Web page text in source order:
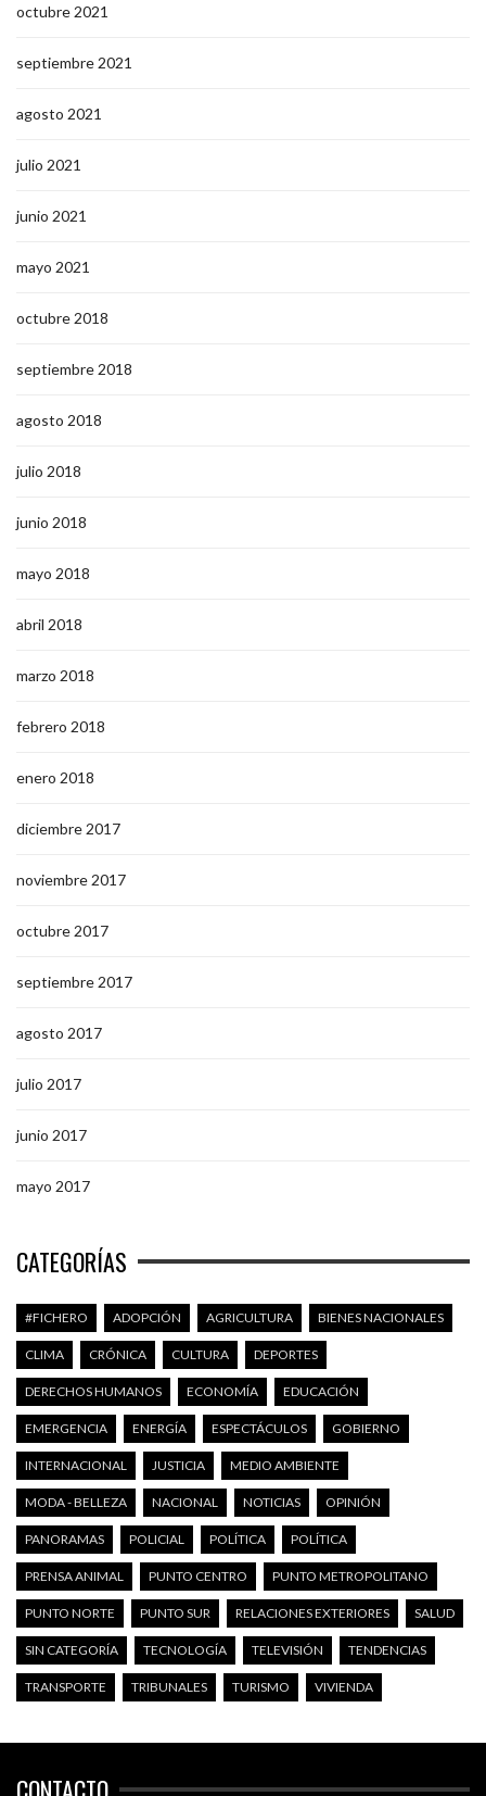
octubre 2021
septiembre 2021
agosto 2021
julio 2021
junio 2021
mayo 2021
octubre 2018
septiembre 2018
agosto 2018
julio 2018
junio 2018
mayo 2018
abril 2018
marzo 2018
febrero 2018
enero 2018
diciembre 2017
noviembre 2017
octubre 2017
septiembre 2017
agosto 2017
julio 2017
junio 2017
mayo 2017
CATEGORÍAS
#FICHERO ADOPCIÓN AGRICULTURA BIENES NACIONALES
CLIMA CRÓNICA CULTURA DEPORTES
DERECHOS HUMANOS ECONOMÍA EDUCACIÓN
EMERGENCIA ENERGÍA ESPECTÁCULOS GOBIERNO
INTERNACIONAL JUSTICIA MEDIO AMBIENTE
MODA - BELLEZA NACIONAL NOTICIAS OPINIÓN
PANORAMAS POLICIAL POLÍTICA POLÍTICA
PRENSA ANIMAL PUNTO CENTRO PUNTO METROPOLITANO
PUNTO NORTE PUNTO SUR RELACIONES EXTERIORES SALUD
SIN CATEGORÍA TECNOLOGÍA TELEVISIÓN TENDENCIAS
TRANSPORTE TRIBUNALES TURISMO VIVIENDA